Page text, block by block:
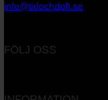
info@tidochdoft.se
FÖLJ OSS